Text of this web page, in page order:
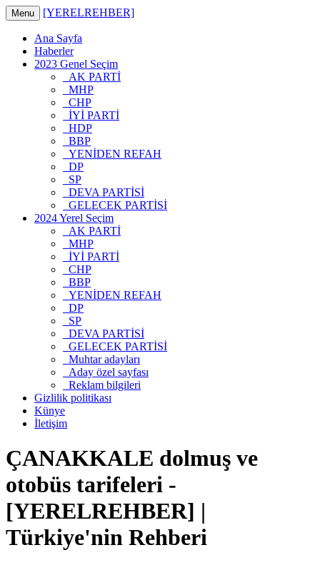
Menu [YERELREHBER]
Ana Sayfa
Haberler
2023 Genel Seçim
AK PARTİ
MHP
CHP
İYİ PARTİ
HDP
BBP
YENİDEN REFAH
DP
SP
DEVA PARTİSİ
GELECEK PARTİSİ
2024 Yerel Seçim
AK PARTİ
MHP
İYİ PARTİ
CHP
BBP
YENİDEN REFAH
DP
SP
DEVA PARTİSİ
GELECEK PARTİSİ
Muhtar adayları
Aday özel sayfası
Reklam bilgileri
Gizlilik politikası
Künye
İletişim
ÇANAKKALE dolmuş ve
otobüs tarifeleri -
[YERELREHBER] |
Türkiye'nin Rehberi